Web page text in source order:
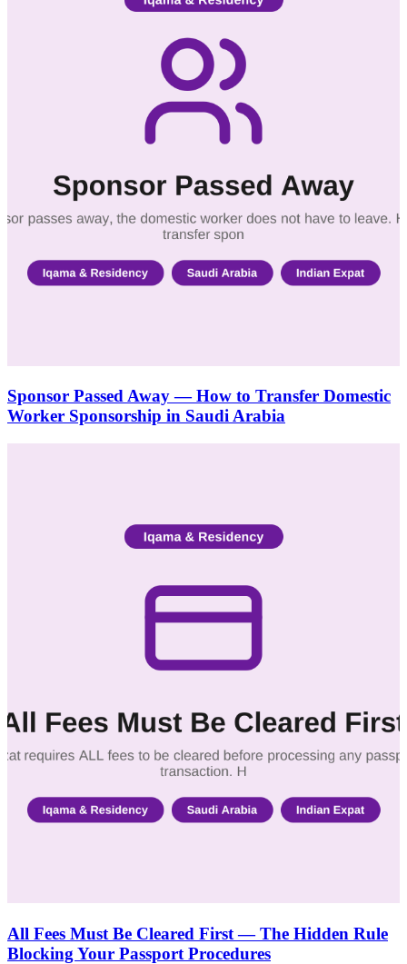
Sponsor Passed Away — How to Transfer Domestic
Worker Sponsorship in Saudi Arabia
All Fees Must Be Cleared First — The Hidden Rule
Blocking Your Passport Procedures